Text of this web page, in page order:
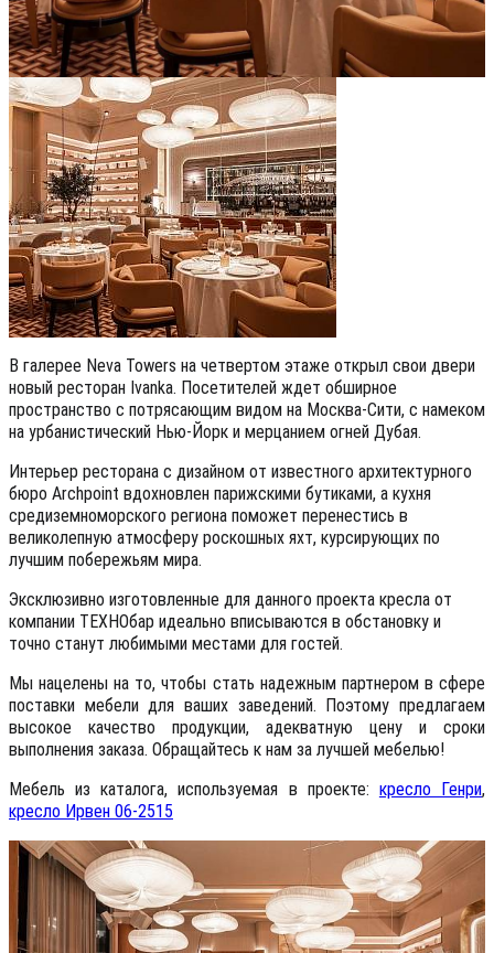
В галерее Neva Towers на четвертом этаже открыл свои двери
новый ресторан Ivanka. Посетителей ждет обширное
пространство с потрясающим видом на Москва-Сити, с намеком
на урбанистический Нью-Йорк и мерцанием огней Дубая.
Интерьер ресторана с дизайном от известного архитектурного
бюро Archpoint вдохновлен парижскими бутиками, а кухня
средиземноморского региона поможет перенестись в
великолепную атмосферу роскошных яхт, курсирующих по
лучшим побережьям мира.
Эксклюзивно изготовленные для данного проекта кресла от
компании ТЕХНОбар идеально вписываются в обстановку и
точно станут любимыми местами для гостей.
Мы нацелены на то, чтобы стать надежным партнером в сфере
поставки мебели для ваших заведений. Поэтому предлагаем
высокое качество продукции, адекватную цену и сроки
выполнения заказа. Обращайтесь к нам за лучшей мебелью!
Мебель из каталога, используемая в проекте: кресло Генри,
кресло Ирвен 06-2515